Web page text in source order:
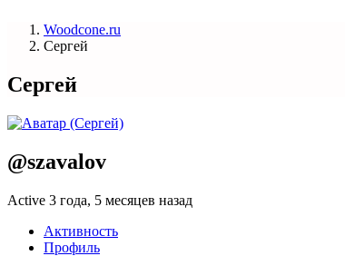
Woodcone.ru
Сергей
Сергей
@szavalov
Active 3 года, 5 месяцев назад
Активность
Профиль